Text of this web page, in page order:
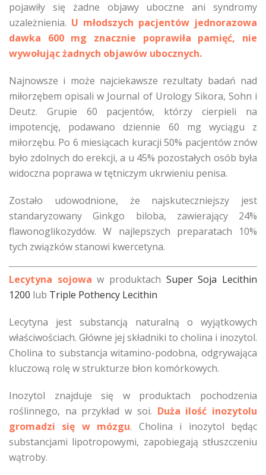
pojawiły się żadne objawy uboczne ani syndromy
uzależnienia. U młodszych pacjentów jednorazowa
dawka 600 mg znacznie poprawiła pamięć, nie
wywołując żadnych objawów ubocznych.
Najnowsze i może najciekawsze rezultaty badań nad
miłorzębem opisali w Journal of Urology Sikora, Sohn i
Deutz. Grupie 60 pacjentów, którzy cierpieli na
impotencję, podawano dziennie 60 mg wyciągu z
miłorzębu. Po 6 miesiącach kuracji 50% pacjentów znów
było zdolnych do erekcji, a u 45% pozostałych osób była
widoczna poprawa w tętniczym ukrwieniu penisa.
Zostało udowodnione, że najskuteczniejszy jest
standaryzowany Ginkgo biloba, zawierający 24%
flawonoglikozydów. W najlepszych preparatach 10%
tych związków stanowi kwercetyna.
Lecytyna sojowa w produktach Super Soja Lecithin
1200 lub Triple Pothency Lecithin
Lecytyna jest substancją naturalną o wyjątkowych
właściwościach. Główne jej składniki to cholina i inozytol.
Cholina to substancja witamino-podobna, odgrywająca
kluczową rolę w strukturze błon komórkowych.
Inozytol znajduje się w produktach pochodzenia
roślinnego, na przykład w soi. Duża ilość inozytolu
gromadzi się w mózgu. Cholina i inozytol będąc
substancjami lipotropowymi, zapobiegają stłuszczeniu
wątroby.